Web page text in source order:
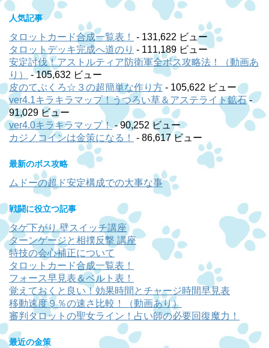
人気記事
タロットカード合成一覧表！
- 131,622 ビュー
タロットデッキ完成へ道のり - 111,189 ビュー
安定討伐！アストルティア防衛軍全ボス攻略法！（動画あ
り）
- 105,632 ビュー
皮のてぶくろ☆３の超簡単な作り方 - 105,622 ビュー
ver4.1キラキラマップ！うつろい草＆アステライト鉱石-
91,029 ビュー
ver4.0キラキラマップ！- 90,252 ビュー
カジノコインは金策になる！
- 86,617 ビュー
最新のボス攻略
ムドーの超ド安定構成での大事な事
戦闘に役立つ記事
タゲ下がり 壁スイッチ講座
ターンゲージと相撲反撃 講座
特技の会心補正について
タロットカード合成一覧表！
フォース早見表＆ベルト表！
覚えておくと良い！効果時間とチャージ時間早見表
移動速度９％の速さ比較！（動画あり）
審判タロットの聖女ライン！占い師の必要回復魔力！
最近の金策